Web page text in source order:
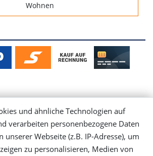
Wohnen
Mein Konto
Login
und ähnliche Technologien auf
verarbeiten personenbezogene Daten
unserer Webseite (z.B. IP-Adresse), um
zu personalisieren, Medien von